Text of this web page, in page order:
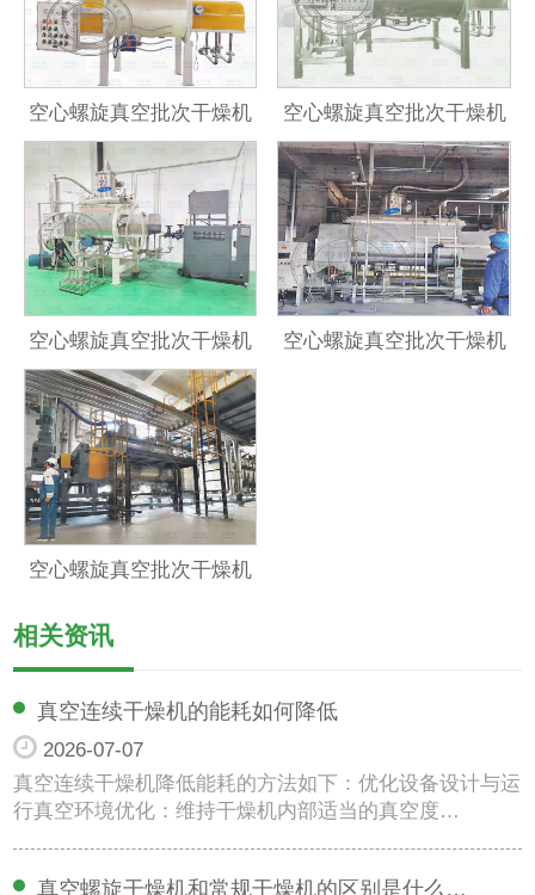
空心螺旋真空批次干燥机 空心螺旋真空批次干燥机
空心螺旋真空批次干燥机 空心螺旋真空批次干燥机
空心螺旋真空批次干燥机
相关资讯
真空连续干燥机的能耗如何降低
2026-07-07
真空连续干燥机降低能耗的方法如下：优化设备设计与运
行真空环境优化：维持干燥机内部适当的真空度…
真空螺旋干燥机和常规干燥机的区别是什么…